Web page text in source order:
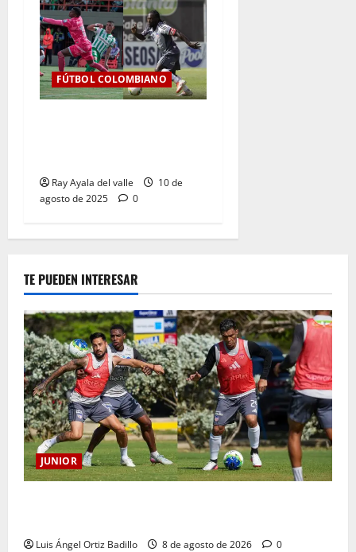
FÚTBOL COLOMBIANO
Ray Ayala del valle
10 de
agosto de 2025
0
TE PUEDEN INTERESAR
JUNIOR
Luis Ángel Ortiz Badillo 8 de agosto de 2026 0